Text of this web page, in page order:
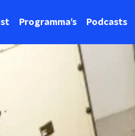
Programma's Podcasts